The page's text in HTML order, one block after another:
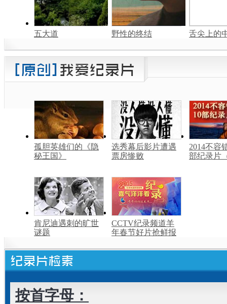
五大道 野性的终结 舌尖上的
孤胆英雄们的《隐
秘王国》
选秀幕后影片遭遇
票房惨败
2014不容
部纪录片
肯尼迪遇刺的旷世
谜题
CCTV纪录频道羊
年春节好片抢鲜报
按首字母：